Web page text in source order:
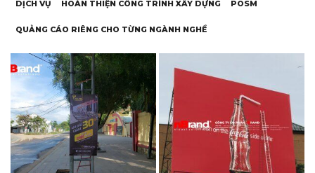
DỊCH VỤ HOÀN THIỆN CÔNG TRÌNH XÂY DỰNG POSM
QUẢNG CÁO RIÊNG CHO TỪNG NGÀNH NGHỀ